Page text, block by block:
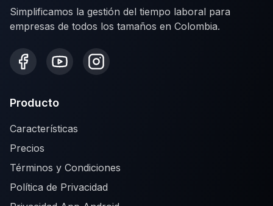
Simplificamos la gestión del tiempo laboral para
empresas de todos los tamaños en Colombia.
Producto
Características
Precios
Términos y Condiciones
Política de Privacidad